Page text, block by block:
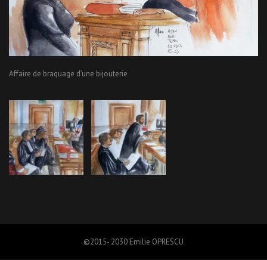
Affaire de braquage d’une bijouterie
©2015- 2030 Emilie OPRESCU